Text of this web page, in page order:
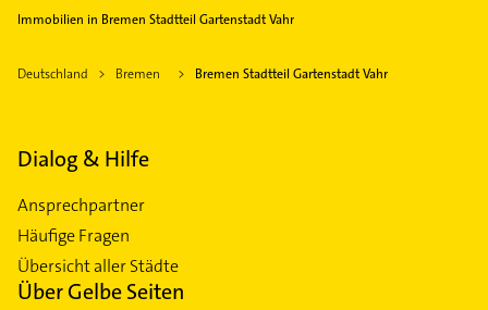
Immobilien in Bremen Stadtteil Gartenstadt Vahr
Deutschland Bremen Bremen Stadtteil Gartenstadt Vahr
Dialog & Hilfe
Ansprechpartner
Häufige Fragen
Übersicht aller Städte
Über Gelbe Seiten